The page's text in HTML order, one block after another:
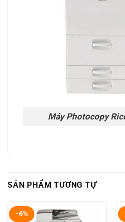
Máy Photocopy
SẢN PHẨM TƯƠNG TỰ
-6%